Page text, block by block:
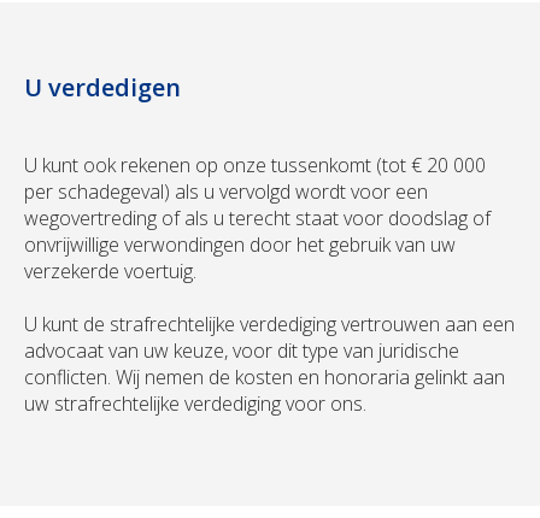
U verdedigen
U kunt ook rekenen op onze tussenkomt (tot € 20 000
per schadegeval) als u vervolgd wordt voor een
wegovertreding of als u terecht staat voor doodslag of
onvrijwillige verwondingen door het gebruik van uw
verzekerde voertuig.
U kunt de strafrechtelijke verdediging vertrouwen aan een
advocaat van uw keuze, voor dit type van juridische
conflicten. Wij nemen de kosten en honoraria gelinkt aan
uw strafrechtelijke verdediging voor ons.